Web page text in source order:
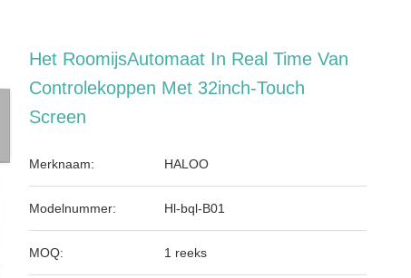
Het RoomijsAutomaat In Real Time Van
Controlekoppen Met 32inch-Touch
Screen
Merknaam: HALOO
Modelnummer: Hl-bql-B01
MOQ: 1 reeks